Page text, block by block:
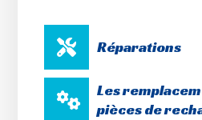
Réparations
Les
pièces de